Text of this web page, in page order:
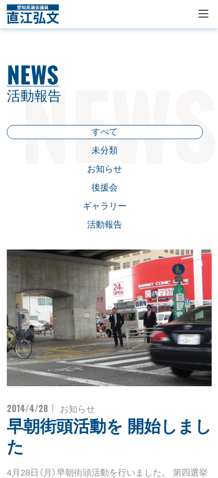
活動報告
NEWS
すべて
未分類
お知らせ
後援会
ギャラリー
活動報告
2014/4/28 お知らせ
早朝街頭活動を 開始しまし
た
4月28日（月）早朝街頭活動を行いました。 第四選挙